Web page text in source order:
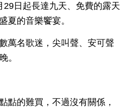
日起長達九天、免費的露天
夏的音樂饗宴。
萬名歌迷，尖叫聲、安可聲
。
點的難買，不過沒有關係，